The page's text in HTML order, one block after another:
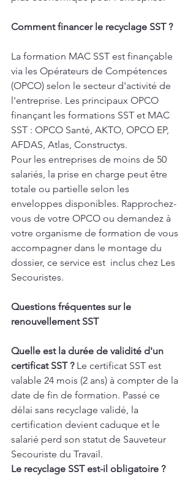
Comment financer le recyclage SST ?
La formation MAC SST est finançable
via les Opérateurs de Compétences
(OPCO) selon le secteur d'activité de
l'entreprise. Les principaux OPCO
finançant les formations SST et MAC
SST : OPCO Santé, AKTO, OPCO EP,
AFDAS, Atlas, Constructys.
Pour les entreprises de moins de 50
salariés, la prise en charge peut être
totale ou partielle selon les
enveloppes disponibles. Rapprochez-
vous de votre OPCO ou demandez à
votre organisme de formation de vous
accompagner dans le montage du
dossier, ce service est  inclus chez Les
Secouristes.
Questions fréquentes sur le
renouvellement SST
Quelle est la durée de validité d'un
certificat SST ? Le certificat SST est
valable 24 mois (2 ans) à compter de la
date de fin de formation. Passé ce
délai sans recyclage validé, la
certification devient caduque et le
salarié perd son statut de Sauveteur
Secouriste du Travail.
Le recyclage SST est-il obligatoire ?